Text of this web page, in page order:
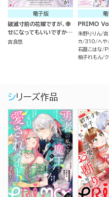
電子版
破滅寸前の花嫁ですが、幸
せになってもいいですか？
選ぶは運命を変える王子と
吉良悠
電
PRIMO
朱野りりん
カ 310 へや
石蕗こはな
柚子れもん
シリーズ作品